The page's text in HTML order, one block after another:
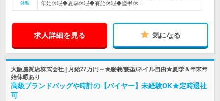
休暇
年始休暇◆夏季休暇◆有給休暇◆慶弔休…
求人詳細を見る 気になる
大阪屋質店株式会社 | 月給27万円～★服装/髪型/ネイル自由★夏季＆年末年
始休暇あり
高級ブランドバッグや時計の【バイヤー】未経験OK★定時退社
可